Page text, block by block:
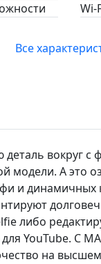
Wi-
Все
вокруг
модели. А это
и динамичных
либо
YouTube. С
на